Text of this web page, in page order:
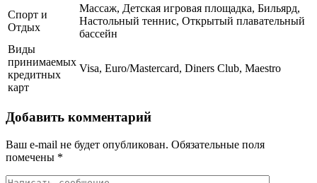
Спорт и
Отдых
Массаж, Детская игровая площадка, Бильярд,
Настольный теннис, Открытый плавательный
бассейн
Виды
принимаемых
кредитных
карт
Visa, Euro/Mastercard, Diners Club, Maestro
Добавить комментарий
Ваш e-mail не будет опубликован. Обязательные поля
помечены *